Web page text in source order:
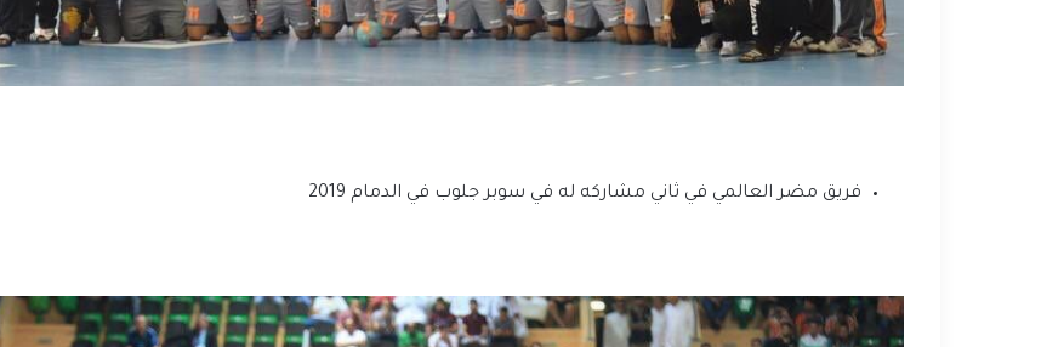
فريق مضر العالمي في ثاني مشاركه له في سوبر جلوب في الدمام 2019